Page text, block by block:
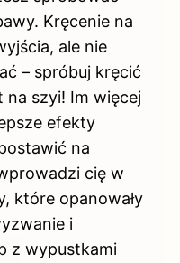
Kręcenie na
ale nie
– spróbuj kręcić
na szyi! Im więcej
efekty
na
cię w
które opanowały
i
z wypustkami